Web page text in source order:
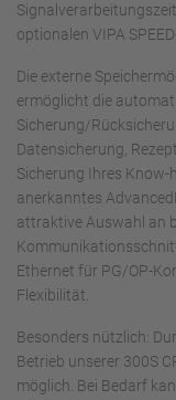
optionalen VIPA
Die externe
ermöglicht die
Sicherung/
Datensicherung,
Sicherung Ihres
anerkanntes
attraktive Auswahl an
Ethernet für PG/OP-
Flexibilität.
Besonders nützlich:
Betrieb unserer 300S
möglich. Bei Bedarf